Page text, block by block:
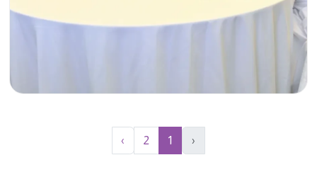
‹
1
2
›